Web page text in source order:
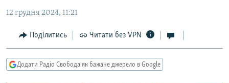
основної
навігації
Перейти
до
пошуку
ЕКОНОМІКА
СУСПІЛЬСТВО
РОСІЙСЬКА «ФІЛЬТРАЦІЯ»
ДОНБАС.РЕАЛІЇ
ТИ ЯК?
12 грудня 2024, 11:21
Поділитись Читати без VPN
Додати Радіо Свобода як бажане джерело в Google